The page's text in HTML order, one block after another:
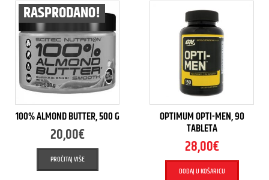
RASPRODANO!
100% ALMOND BUTTER, 500 G
20,00€
PROČITAJ VIŠE
OPTIMUM OPTI-MEN, 90
TABLETA
28,00€
DODAJ U KOŠARICU